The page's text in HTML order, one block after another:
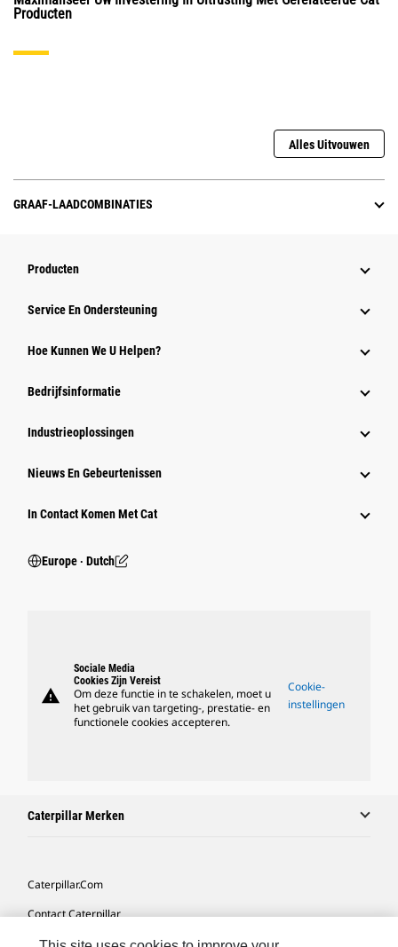
Producten
Alles Uitvouwen
GRAAF-LAADCOMBINATIES
Producten
Service En Ondersteuning
Hoe Kunnen We U Helpen?
Bedrijfsinformatie
Industrieoplossingen
Nieuws En Gebeurtenissen
In Contact Komen Met Cat
Europe ‧ Dutch
warning
Sociale Media
Cookies Zijn Vereist
Om deze functie in te schakelen, moet u
het gebruik van targeting-, prestatie- en
functionele cookies accepteren.
Cookie-
instellingen
Caterpillar Merken
Caterpillar.com
Contact Caterpillar
Mijn Marketingvoorkeuren